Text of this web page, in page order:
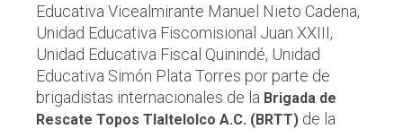
Educativa Vicealmirante Manuel Nieto Cadena,
Unidad Educativa Fiscomisional Juan XXIII,
Unidad Educativa Fiscal Quinindé, Unidad
Educativa Simón Plata Torres por parte de
brigadistas internacionales de la Brigada de
Rescate Topos Tlaltelolco A.C. (BRTT) de la